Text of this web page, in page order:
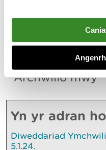
Mae CNC yn annog
am y drosedd i'w
Archwilio mwy
Yn yr adran
Diweddariad
5.1.24.